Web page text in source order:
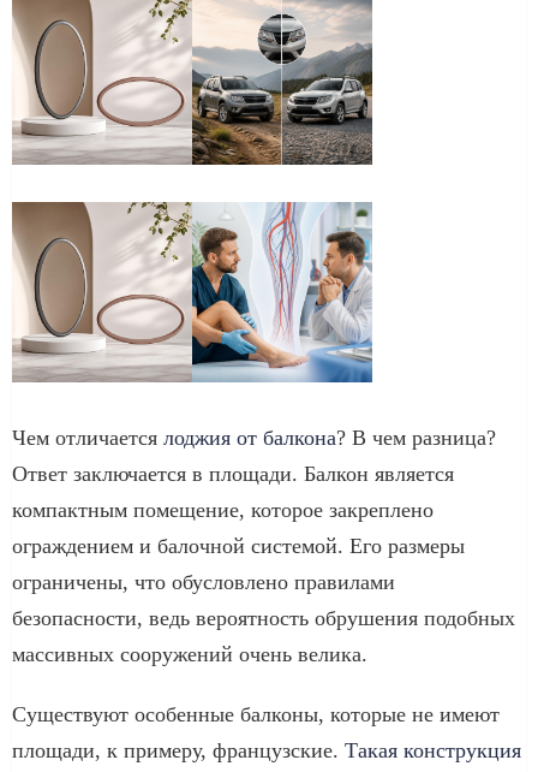
Чем отличается лоджия от балкона? В чем разница?
Ответ заключается в площади. Балкон является
компактным помещение, которое закреплено
ограждением и балочной системой. Его размеры
ограничены, что обусловлено правилами
безопасности, ведь вероятность обрушения подобных
массивных сооружений очень велика.
Существуют особенные балконы, которые не имеют
площади, к примеру, французские. Такая конструкция